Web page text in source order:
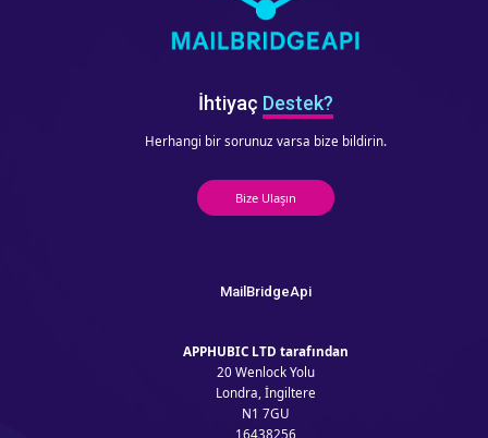
İhtiyaç Destek?
Herhangi bir sorunuz varsa bize bildirin.
Bize Ulaşın
MailBridgeApi
APPHUBIC LTD tarafından
20 Wenlock Yolu
Londra, İngiltere
N1 7GU
16438256